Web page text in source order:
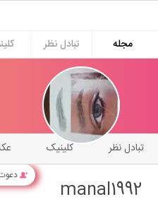
مجله
تبادل نظر
کلینیک تبادل نظر
manal1992